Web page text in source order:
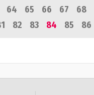
64 65 66 67 68
82 83 84 85 86